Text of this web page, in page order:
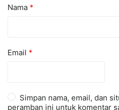
Nama *
Email *
Simpan nama, email, dan
peramban ini untuk komentar